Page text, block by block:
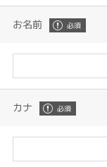
お名前
カナ